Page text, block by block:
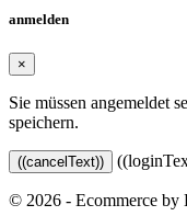
anmelden
×
Sie müssen angemeldet
speichern.
((cancelText))
© 2026 - Ecommerce